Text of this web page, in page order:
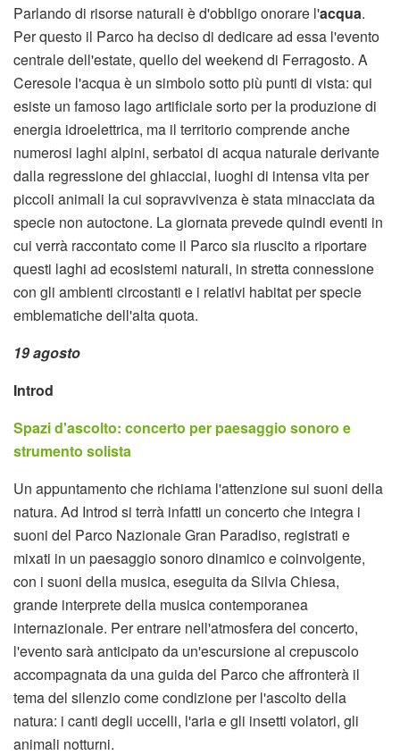
Parlando di risorse naturali è d'obbligo onorare l'acqua.
Per questo il Parco ha deciso di dedicare ad essa l'evento
centrale dell'estate, quello del weekend di Ferragosto. A
Ceresole l'acqua è un simbolo sotto più punti di vista: qui
esiste un famoso lago artificiale sorto per la produzione di
energia idroelettrica, ma il territorio comprende anche
numerosi laghi alpini, serbatoi di acqua naturale derivante
dalla regressione dei ghiacciai, luoghi di intensa vita per
piccoli animali la cui sopravvivenza è stata minacciata da
specie non autoctone. La giornata prevede quindi eventi in
cui verrà raccontato come il Parco sia riuscito a riportare
questi laghi ad ecosistemi naturali, in stretta connessione
con gli ambienti circostanti e i relativi habitat per specie
emblematiche dell'alta quota.
19 agosto
Introd
Spazi d'ascolto: concerto per paesaggio sonoro e
strumento solista
Un appuntamento che richiama l'attenzione sui suoni della
natura. Ad Introd si terrà infatti un concerto che integra i
suoni del Parco Nazionale Gran Paradiso, registrati e
mixati in un paesaggio sonoro dinamico e coinvolgente,
con i suoni della musica, eseguita da Silvia Chiesa,
grande interprete della musica contemporanea
internazionale. Per entrare nell'atmosfera del concerto,
l'evento sarà anticipato da un'escursione al crepuscolo
accompagnata da una guida del Parco che affronterà il
tema del silenzio come condizione per l'ascolto della
natura: i canti degli uccelli, l'aria e gli insetti volatori, gli
animali notturni.